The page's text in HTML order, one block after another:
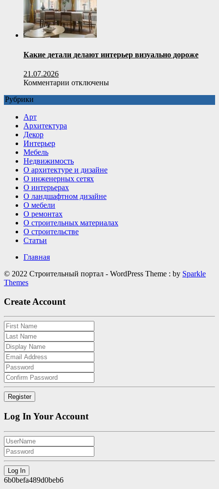
и
сфера
применения
Какие детали делают интерьер визуально дороже
21.07.2026
Комментарии котключены
Рубрики
Арт
Архитектура
Декор
Интерьер
Мебель
Недвижимость
О архитектуре и дизайне
О инженерных сетях
О интерьерах
О ландшафтном дизайне
О мебели
О ремонтах
О строительных материалах
О строительстве
Статьи
Главная
© 2022 Строительный портал - WordPress Theme : by Sparkle
Themes
Create Account
Log In Your Account
6b0befa489d0beb6